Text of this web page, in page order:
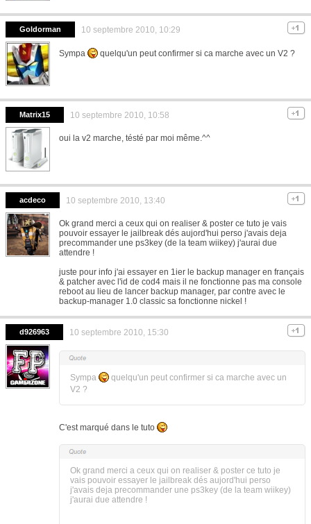
Goldorman 10 septembre 2010, 10:29
Sympa quelqu'un peut confirmer si ca marche avec un V2 ?
Matrix15 10 septembre 2010, 10:58
oui la v2 marche, tésté par moi même.^^
acdeco 10 septembre 2010, 13:40
Ok grand merci a ceux qui on realiser & poster ce tuto je vais
pouvoir essayer le jailbreak dés aujord'hui perso j'avais deja
precommander une ps3key (de la team wiikey) j'aurai due
attendre !
juste pour info j'ai essayer en 1ier le backup manager en français
& patcher avec l'id de cod4 mais il ne fonctionne pas ma console
reboot au lieu de lancer backup manager, par contre avec le
backup-manager 1.0 classic sa fonctionne nickel !
d926963 10 septembre 2010, 15:30
Sympa
quelqu'un peut confirmer si ca marche avec un
V2 ?
C'est marqué dans le tuto
Ok grand merci a ceux qui on realiser & poster ce tuto je
vais pouvoir essayer le jailbreak dés aujord'hui perso
j'avais deja precommander une ps3key (de la team wiikey)
j'aurai due attendre !